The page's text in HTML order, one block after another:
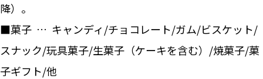
降）。
■菓子 … キャンディ/チョコレート/ガム/ビスケット/
スナック/玩具菓子/生菓子（ケーキを含む）/焼菓子/菓
子ギフト/他